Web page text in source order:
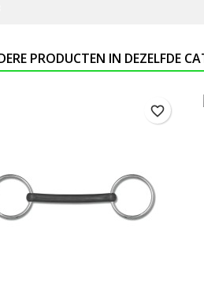
PRODUCTEN IN DEZELFDE
favorite_border